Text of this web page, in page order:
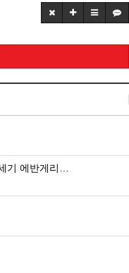
기 에반게리…